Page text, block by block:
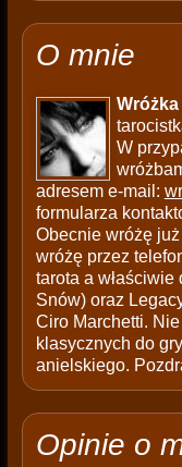
O mnie
W
adresem e-mail:
formularza
Obecnie wróżę
wróżę przez
tarota a właściwie
Snów) oraz
Ciro Marchetti.
klasycznych do
anielskiego.
Opinie o